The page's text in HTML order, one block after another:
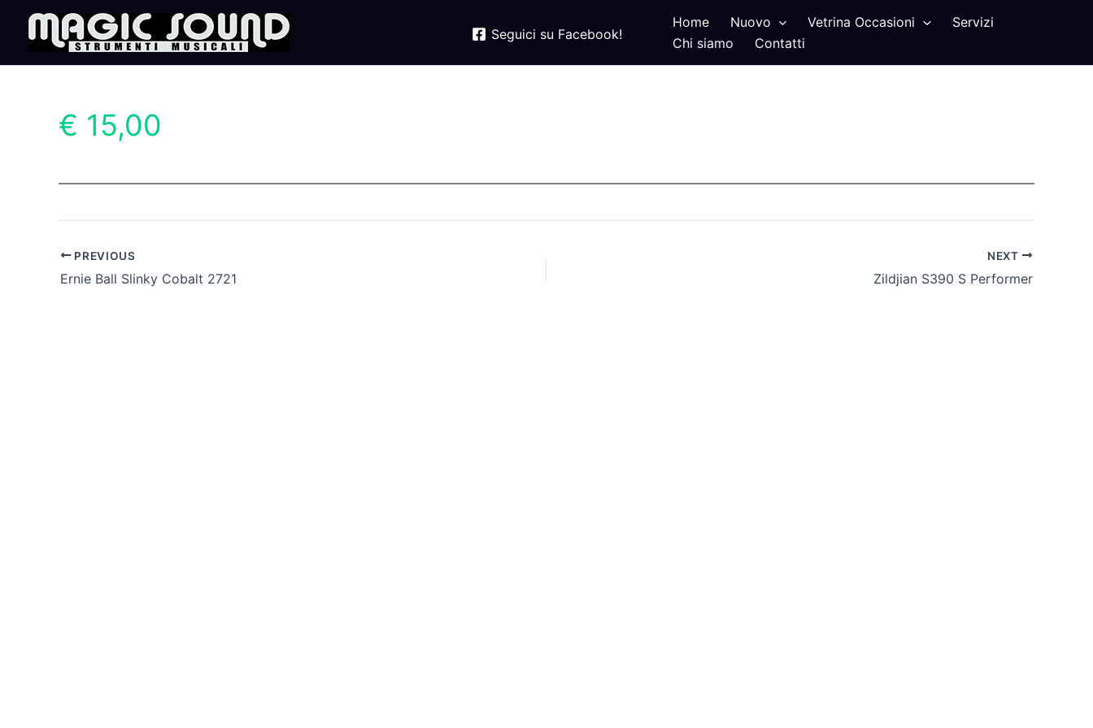
Seguici su Facebook!
Home Nuovo Vetrina Occasioni
Servizi
Chi siamo
Contatti
€ 15,00
PREVIOUS
Ernie Ball Slinky Cobalt 2721
NEXT
Zildjian S390 S Performer